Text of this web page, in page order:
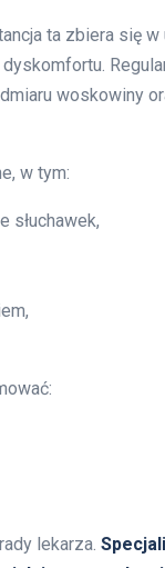
ta zbiera się w
woskowiny
w tym:
słuchawek,
lekarza.